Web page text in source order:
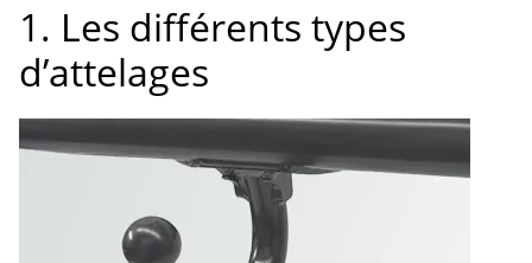
1. Les différents types
d’attelages